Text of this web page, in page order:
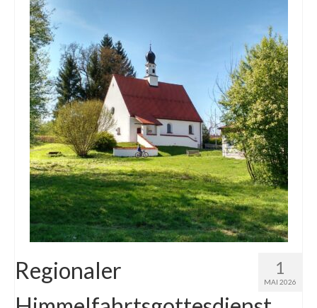
1
MAI 2026
Regionaler